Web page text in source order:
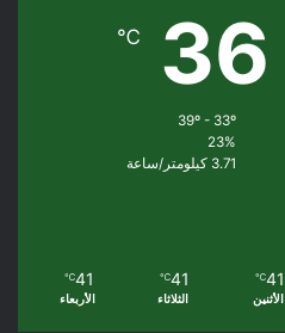
36
℃
39º - 33º
23%
3.71 كيلومتر/ساعة
41
℃
الأثنين
41
℃
الثلاثاء
41
℃
الأربعاء